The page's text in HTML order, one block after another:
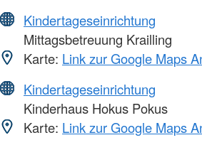
Kindertageseinrichtung
Mittagsbetreuung Krailling
Karte: Link zur Google Maps
Kindertageseinrichtung
Kinderhaus Hokus Pokus
Karte: Link zur Google Maps